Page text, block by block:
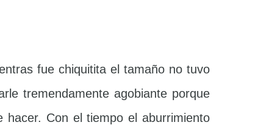
fue chiquitita el tamaño no tuvo
tremendamente agobiante porque
Con el tiempo el aburrimiento